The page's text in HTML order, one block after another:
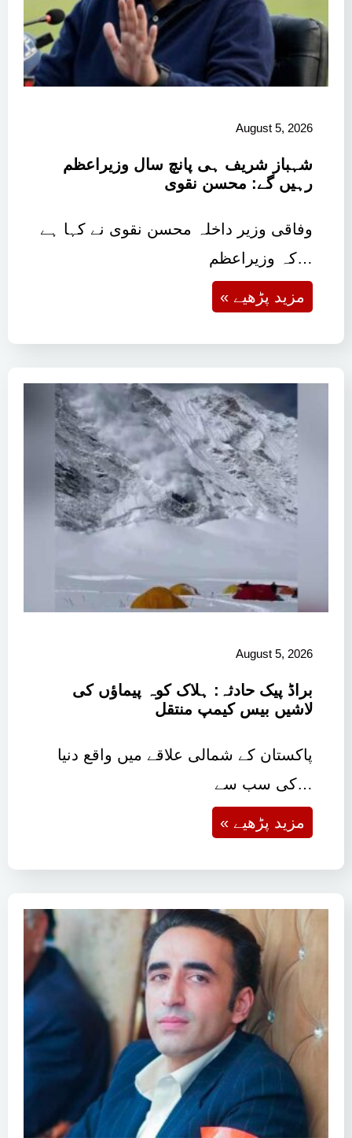
August 5, 2026
شہباز شریف ہی پانچ سال وزیراعظم
رہیں گے: محسن نقوی
وفاقی وزیر داخلہ محسن نقوی نے کہا ہے
کہ وزیراعظم…
« مزید پڑھیے
August 5, 2026
براڈ پیک حادثہ: ہلاک کوہ پیماؤں کی
لاشیں بیس کیمپ منتقل
پاکستان کے شمالی علاقے میں واقع دنیا
کی سب سے…
« مزید پڑھیے